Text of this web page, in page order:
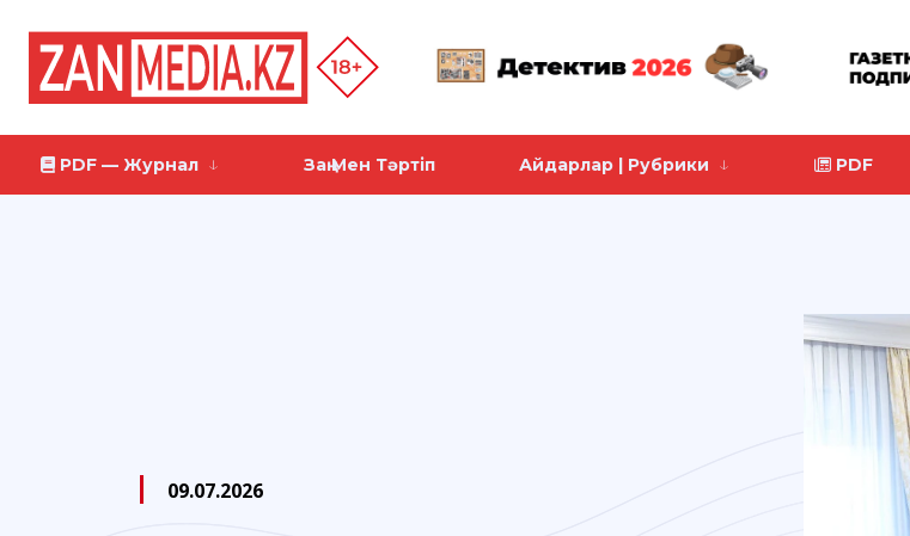
PDF — Журнал Заң Мен Тәртіп Айдарлар | Рубрики PDF
09.07.2026